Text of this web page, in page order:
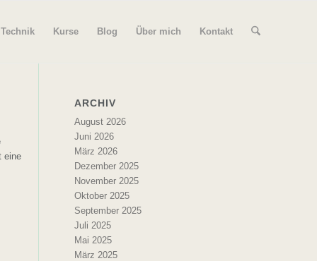
Kurse Blog Über mich Kontakt
eine
ARCHIV
August 2026
Juni 2026
März 2026
Dezember 2025
November 2025
Oktober 2025
September 2025
Juli 2025
Mai 2025
März 2025